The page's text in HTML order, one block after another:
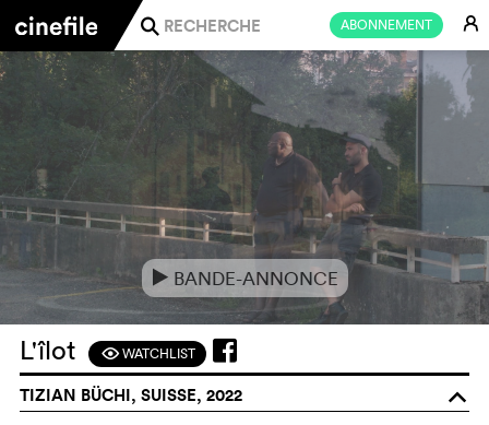
ABONNEMENT E
j
e BANDE-ANNONCE
L'îlot FWATCHLIST
TIZIAN BÜCHI, SUISSE, 2022 o